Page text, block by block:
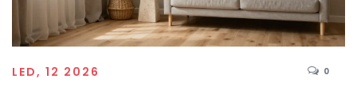
LED, 12 2026 0